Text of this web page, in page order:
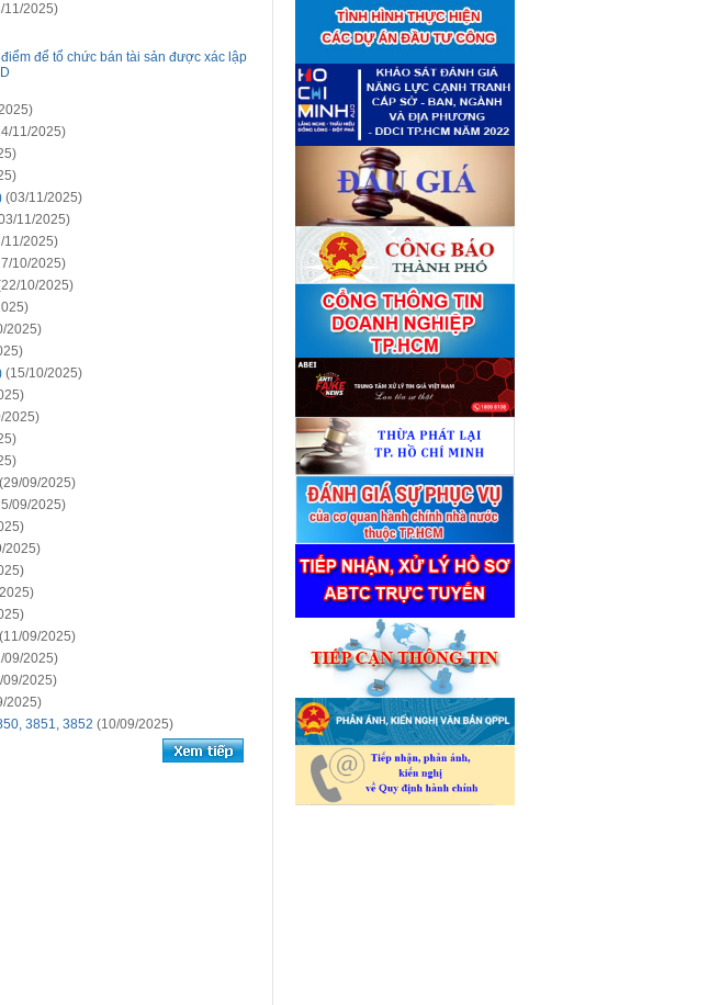
11/2025)
để tổ chức bán tài sản được xác lập
11/2025)
(03/11/2025)
11/2025)
11/2025)
10/2025)
10/2025)
2025)
(15/10/2025)
2025)
(29/09/2025)
09/2025)
2025)
(11/09/2025)
09/2025)
09/2025)
2025)
3851, 3852 (10/09/2025)
Thuê đơn vị tư vấn thẩm định
giá tài sản theo 09 Yêu cầu
định giá tài sản (04/08)
■ Quyết định số 4489/QĐ-
UBND ngày 21 tháng 7 năm
2026 của Ủy ban nhân dân
Thành phố về việc công bố
danh mục thủ tục hành chính
bị bãi bỏ lĩnh vực Công nghệ
thông tin thuộc phạm vi chức
năng quản lý của Sở Tài
chính (27/07)
Quyết định số 4477/QĐ-
UBND ngày 20 tháng 7 năm
2026 của Ủy ban nhân dân
Thành phố về việc công bố
danh mục thủ tục hành chính
nội bộ mới ban hành lĩnh vực
Công nghệ thông tin thuộc
phạm vi chức năng quản lý
của Sở Tài chính (27/07)
■ Thuê đơn vị tư vấn thẩm định
giá số C45701 (lần 2)
(27/07)
Thuê đơn vị tư vấn thẩm định
giá số 38965
(27/07)